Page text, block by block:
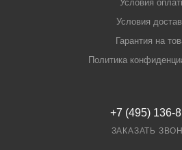
Условия
Условия
Гарантия на
Политика
+7 (495) 136-
ЗАКАЗАТЬ